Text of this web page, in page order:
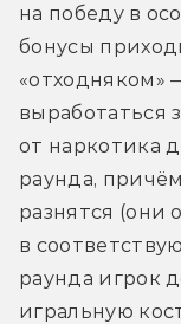
на победу в
бонусы
«отходняком»
выработаться
от наркотика
раунда,
разнятся (они
в
раунда игрок
игральную